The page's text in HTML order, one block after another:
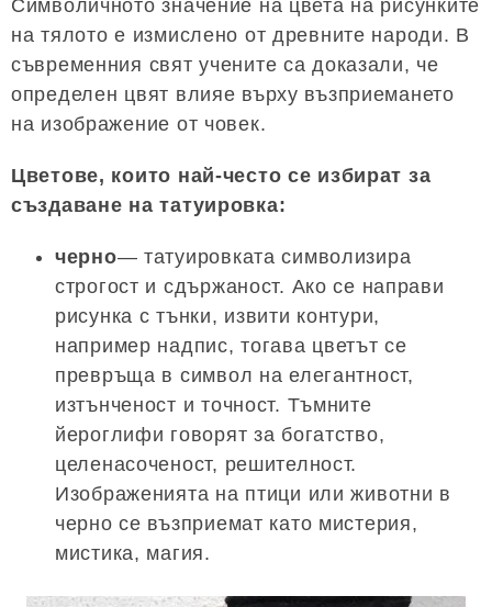
Символичното значение на цвета на рисунките
на тялото е измислено от древните народи. В
съвременния свят учените са доказали, че
определен цвят влияе върху възприемането
на изображение от човек.
Цветове, които най-често се избират за
създаване на татуировка:
черно— татуировката символизира
строгост и сдържаност. Ако се направи
рисунка с тънки, извити контури,
например надпис, тогава цветът се
превръща в символ на елегантност,
изтънченост и точност. Тъмните
йероглифи говорят за богатство,
целенасоченост, решителност.
Изображенията на птици или животни в
черно се възприемат като мистерия,
мистика, магия.